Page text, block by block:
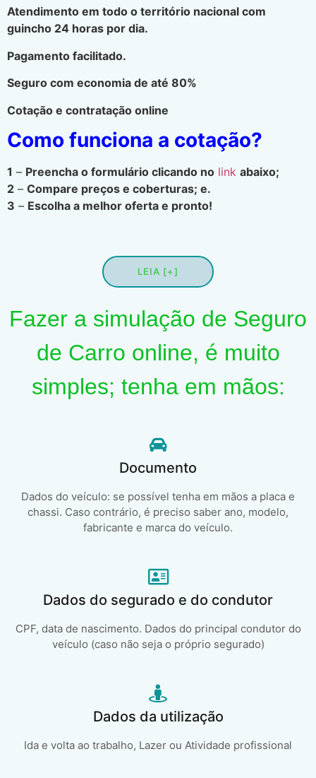
Atendimento em todo o território nacional com
guincho 24 horas por dia.
Pagamento facilitado.
Seguro com economia de até 80%
Cotação e contratação online
Como funciona a cotação?
1 – Preencha o formulário clicando no link abaixo;
2 – Compare preços e coberturas; e.
3 – Escolha a melhor oferta e pronto!
LEIA [+]
Fazer a simulação de Seguro
de Carro online, é muito
simples; tenha em mãos:
Documento
Dados do veículo: se possível tenha em mãos a placa e
chassi. Caso contrário, é preciso saber ano, modelo,
fabricante e marca do veículo.
Dados do segurado e do condutor
CPF, data de nascimento. Dados do principal condutor do
veículo (caso não seja o próprio segurado)
Dados da utilização
Ida e volta ao trabalho, Lazer ou Atividade profissional